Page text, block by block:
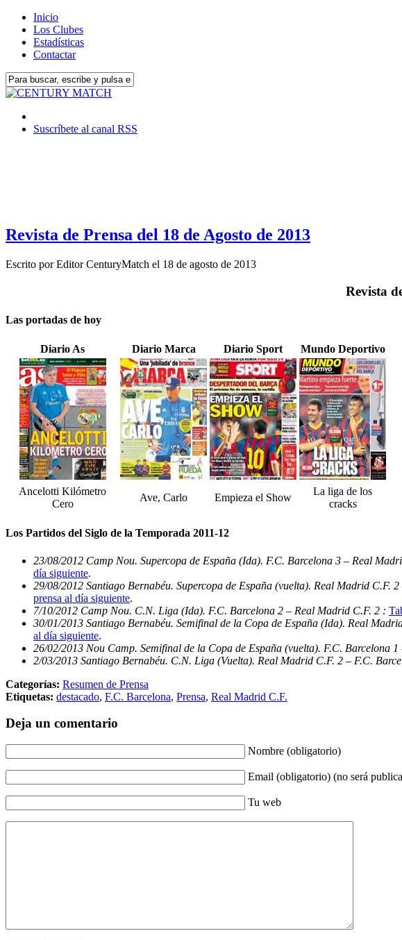
Inicio
Los Clubes
Estadísticas
Contactar
Suscríbete al canal RSS
Revista de Prensa del 18 de Agosto de 2013
Escrito porEditor CenturyMatch el 18 de agosto de 2013
Revista
Las portadas de hoy
Diario As Diario Marca Diario Sport Mundo Deportivo
Ancelotti Kilómetro
Cero
Ave, Carlo Empieza el Show
La liga de los
cracks
Los Partidos del Siglo de la Temporada 2011-12
23/08/2012 Camp Nou. Supercopa de España (Ida). F.C. Barcelona 3 – Real
día siguiente.
29/08/2012 Santiago Bernabéu. Supercopa de España (vuelta). Real Madrid C.F.
prensa al día siguiente.
7/10/2012 Camp Nou. C.N. Liga (Ida). F.C. Barcelona 2 – Real Madrid C.F. 2 :
30/01/2013 Santiago Bernabéu. Semifinal de la Copa de España (Ida). Real
al día siguiente.
26/02/2013 Nou Camp. Semifinal de la Copa de España (vuelta). F.C. Barcelona
2/03/2013 Santiago Bernabéu. C.N. Liga (Vuelta). Real Madrid C.F. 2 – F.C.
Categorías: Resumen de Prensa
Etiquetas: destacado, F.C. Barcelona, Prensa, Real Madrid C.F.
Deja un comentario
Nombre (obligatorio)
Email (obligatorio) (no será
Tu web